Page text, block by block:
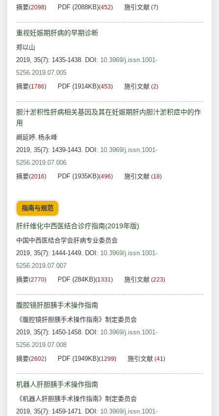
摘要(2098) PDF (2088KB)(452) 施引文献 (7)
重视妊娠期肝病的早期诊断
郑以山
2019, 35(7): 1435-1438. DOI: 10.3969/j.issn.1001-
5256.2019.07.005
摘要(1786) PDF (1914KB)(453) 施引文献 (2)
胆汁淤积性肝病相关基因及其在妊娠期肝内胆汁淤积症中的作
用
阚延婷, 杨永峰
2019, 35(7): 1439-1443. DOI: 10.3969/j.issn.1001-
5256.2019.07.006
摘要(2016) PDF (1935KB)(496) 施引文献 (18)
指南与规范
肝纤维化中西医结合诊疗指南(2019年版)
中国中西医结合学会肝病专业委员会
2019, 35(7): 1444-1449. DOI: 10.3969/j.issn.1001-
5256.2019.07.007
摘要(2770) PDF (284KB)(1331) 施引文献 (223)
腹腔镜肝胆胰手术操作指南
《腹腔镜肝胆胰手术操作指南》制定委员会
2019, 35(7): 1450-1458. DOI: 10.3969/j.issn.1001-
5256.2019.07.008
摘要(2602) PDF (1949KB)(1299) 施引文献 (41)
机器人肝胆胰手术操作指南
《机器人肝胆胰手术操作指南》制定委员会
2019, 35(7): 1459-1471. DOI: 10.3969/j.issn.1001-